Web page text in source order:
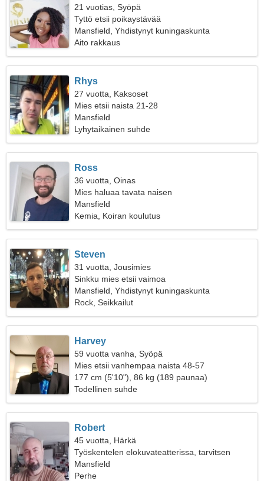
21 vuotias, Syöpä
Tyttö etsii poikaystävää
Mansfield, Yhdistynyt kuningaskunta
Aito rakkaus
Rhys
27 vuotta, Kaksoset
Mies etsii naista 21-28
Mansfield
Lyhytaikainen suhde
Ross
36 vuotta, Oinas
Mies haluaa tavata naisen
Mansfield
Kemia, Koiran koulutus
Steven
31 vuotta, Jousimies
Sinkku mies etsii vaimoa
Mansfield, Yhdistynyt kuningaskunta
Rock, Seikkailut
Harvey
59 vuotta vanha, Syöpä
Mies etsii vanhempaa naista 48-57
177 cm (5'10"), 86 kg (189 paunaa)
Todellinen suhde
Robert
45 vuotta, Härkä
Työskentelen elokuvateatterissa, tarvitsen
näyttävän naisen
Mansfield
Perhe